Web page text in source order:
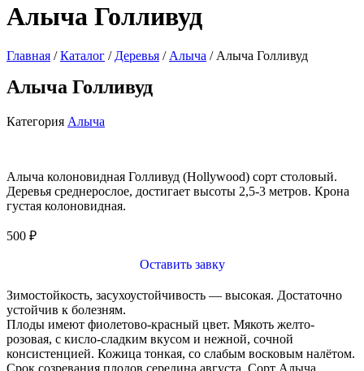
Алыча Голливуд
Главная /Каталог / Деревья / Алыча / Алыча Голливуд
Алыча Голливуд
Категория Алыча
Алыча колоновидная Голливуд (Hollywood) сорт столовый.
Деревья среднерослое, достигает высоты 2,5-3 метров. Крона
густая колоновидная.
500 ₽
Оставить завку
Зимостойкость, засухоустойчивость — высокая. Достаточно
устойчив к болезням.
Плоды имеют фиолетово-красный цвет. Мякоть желто-
розовая, с кисло-сладким вкусом и нежной, сочной
консистенцией. Кожица тонкая, со слабым восковым налётом.
Срок созревания плодов середина августа. Сорт Алыча